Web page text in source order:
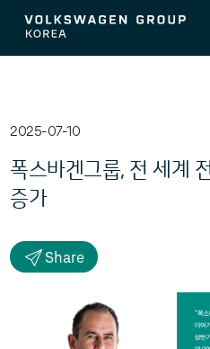
2025-07-10
폭스바겐그룹, 전 세계
증가
Share